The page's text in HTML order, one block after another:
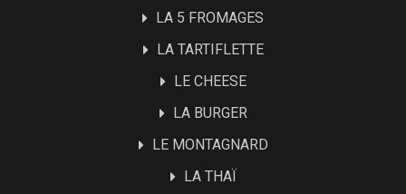
LA 5 FROMAGES
LA TARTIFLETTE
LE CHEESE
LA BURGER
LE MONTAGNARD
LA THAÏ